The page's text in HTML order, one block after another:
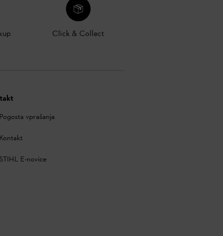
Click & Collect
Pogosta vprašanja
Kontakt
STIHL E-novice